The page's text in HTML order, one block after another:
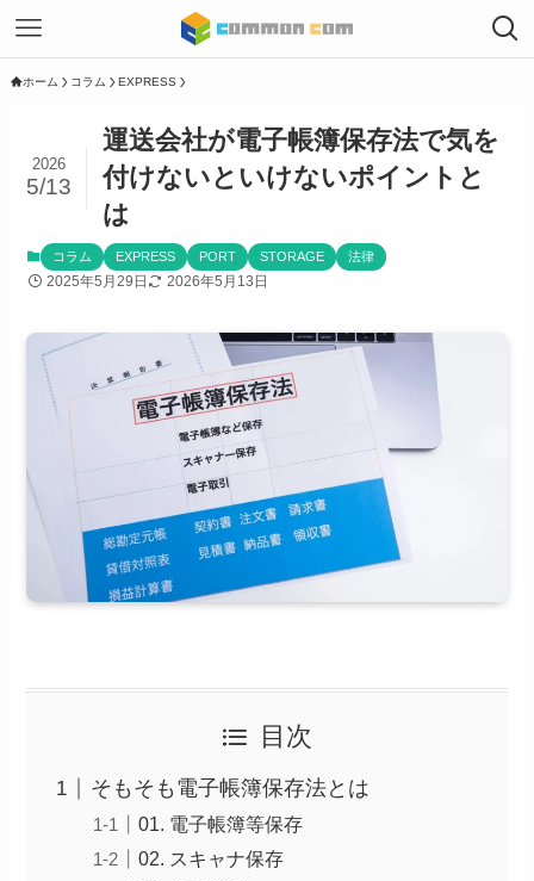
ホーム コラム EXPRESS
運送会社が電子帳簿保存法で気を
付けないといけないポイントと
は
2026
5/13
コラム EXPRESS PORT STORAGE 法律
2025年5月29日 2026年5月13日
目次
そもそも電子帳簿保存法とは
01. 電子帳簿等保存
02. スキャナ保存